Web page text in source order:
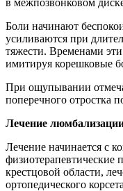
Боли начинают
усиливаются при
тяжести. Временами
имитируя корешковые
При ощупывании
поперечного отростка
Лечение
Лечение начинается с
физиотерапевтические
крестцовой области,
ортопедического